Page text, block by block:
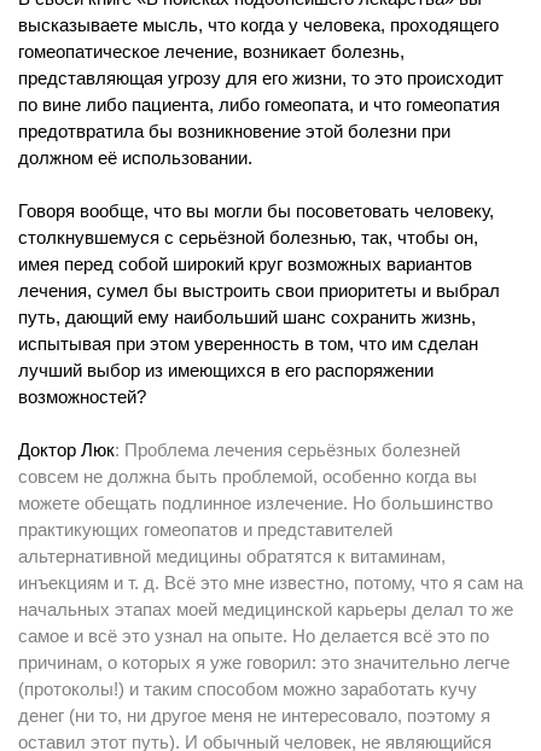
высказываете мысль, что когда у человека, проходящего
гомеопатическое лечение, возникает болезнь,
представляющая угрозу для его жизни, то это происходит
по вине либо пациента, либо гомеопата, и что гомеопатия
предотвратила бы возникновение этой болезни при
должном её использовании.
Говоря вообще, что вы могли бы посоветовать человеку,
столкнувшемуся с серьёзной болезнью, так, чтобы он,
имея перед собой широкий круг возможных вариантов
лечения, сумел бы выстроить свои приоритеты и выбрал
путь, дающий ему наибольший шанс сохранить жизнь,
испытывая при этом уверенность в том, что им сделан
лучший выбор из имеющихся в его распоряжении
возможностей?
Доктор Люк: Проблема лечения серьёзных болезней
совсем не должна быть проблемой, особенно когда вы
можете обещать подлинное излечение. Но большинство
практикующих гомеопатов и представителей
альтернативной медицины обратятся к витаминам,
инъекциям и т. д. Всё это мне известно, потому, что я сам на
начальных этапах моей медицинской карьеры делал то же
самое и всё это узнал на опыте. Но делается всё это по
причинам, о которых я уже говорил: это значительно легче
(протоколы!) и таким способом можно заработать кучу
денег (ни то, ни другое меня не интересовало, поэтому я
оставил этот путь). И обычный человек, не являющийся